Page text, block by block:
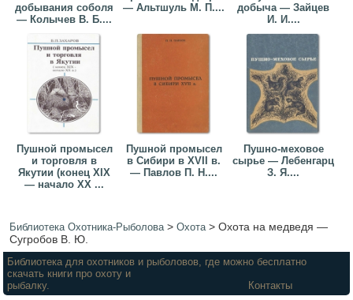
добывания соболя
— Колычев В. Б....
— Альтшуль М. П....
добыча — Зайцев
И. И....
Пушной промысел
и торговля в
Якутии (конец XIX
— начало XX ...
Пушной промысел
в Сибири в XVII в.
— Павлов П. Н....
Пушно-меховое
сырье — Лебенгарц
З. Я....
Библиотека Охотника-Рыболова>Охота>Охота на медведя —
Сугробов В. Ю.
Библиотека для охотников и рыболовов, где можно бесплатно
скачать книги про охоту и
рыбалку.
Контакты